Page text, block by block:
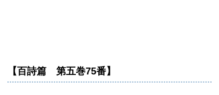
【百詩篇 第五巻75番】